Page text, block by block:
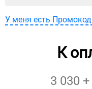
У меня есть
К
3 030